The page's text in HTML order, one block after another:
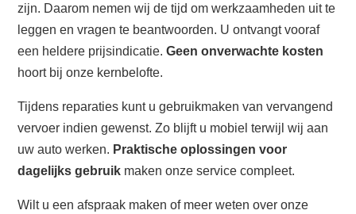
zijn. Daarom nemen wij de tijd om werkzaamheden uit te
leggen en vragen te beantwoorden. U ontvangt vooraf
een heldere prijsindicatie.Geen onverwachte kosten
hoort bij onze kernbelofte.
Tijdens reparaties kunt u gebruikmaken van vervangend
vervoer indien gewenst. Zo blijft u mobiel terwijl wij aan
uw auto werken. Praktische oplossingen voor
dagelijks gebruik maken onze service compleet.
Wilt u een afspraak maken of meer weten over onze